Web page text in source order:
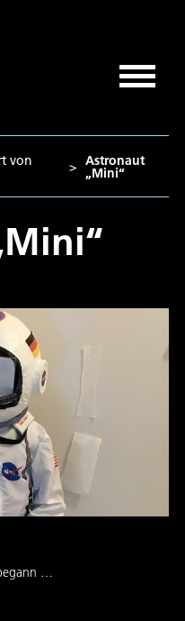
von > Astronaut
„Mini“
…